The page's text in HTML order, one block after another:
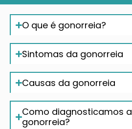
O que é gonorreia?
Sintomas da gonorreia
Causas da gonorreia
Como diagnosticamos a
gonorreia?